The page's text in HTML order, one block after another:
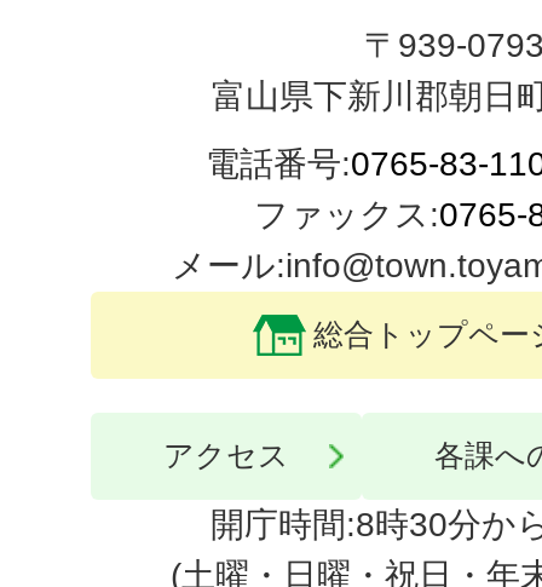
〒939-
富山県下新川郡朝日
電話番号:0765-83-
ファックス:0765-
メール
総合トップペー
アクセス 各課へ
開庁時間:8時30分か
(土曜・日曜・祝日・年